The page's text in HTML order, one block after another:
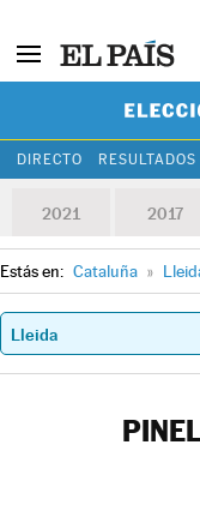
DIRECTO
2021 2017
Estás en: Cataluña »